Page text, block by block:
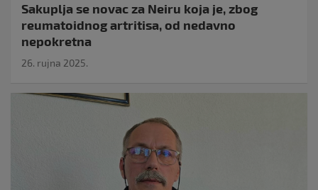
Sakuplja se novac za Neiru koja je, zbog
reumatoidnog artritisa, od nedavno
nepokretna
26. rujna 2025.